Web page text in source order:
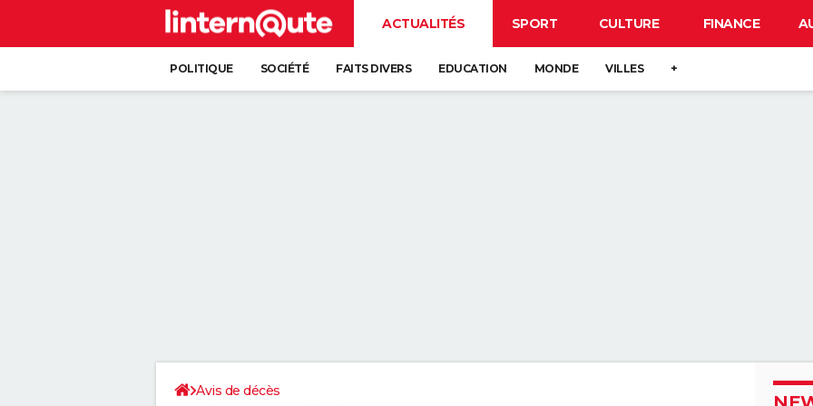
ACTUALITÉS SPORT CULTURE FINANCE
POLITIQUE SOCIÉTÉ FAITS DIVERS EDUCATION MONDE VILLES +
Avis de décès